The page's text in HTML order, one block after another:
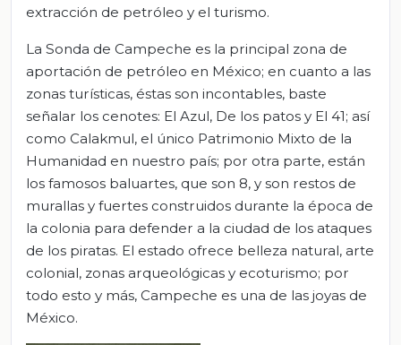
extracción de petróleo y el turismo.
La Sonda de Campeche es la principal zona de
aportación de petróleo en México; en cuanto a las
zonas turísticas, éstas son incontables, baste
señalar los cenotes: El Azul, De los patos y El 41; así
como Calakmul, el único Patrimonio Mixto de la
Humanidad en nuestro país; por otra parte, están
los famosos baluartes, que son 8, y son restos de
murallas y fuertes construidos durante la época de
la colonia para defender a la ciudad de los ataques
de los piratas. El estado ofrece belleza natural, arte
colonial, zonas arqueológicas y ecoturismo; por
todo esto y más, Campeche es una de las joyas de
México.